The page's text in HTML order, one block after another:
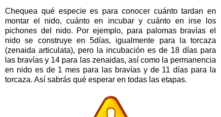
Chequea qué especie es para conocer cuánto tardan en
montar el nido, cuánto en incubar y cuánto en irse los
pichones del nido. Por ejemplo, para palomas bravías el
nido se construye en 5días, igualmente para la torcaza
(zenaida articulata), pero la incubación es de 18 días para
las bravías y 14 para las zenaidas, así como la permanencia
en nido es de 1 mes para las bravías y de 11 días para la
torcaza. Así sabrás qué esperar en todas las etapas.